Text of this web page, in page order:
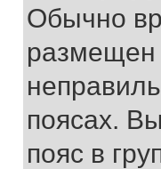
Обычно
размещен
поясах.
пояс в